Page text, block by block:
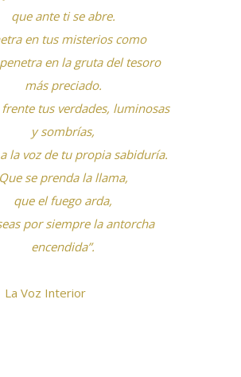
que ante ti se abre.
en tus misterios como
en la gruta del tesoro
más preciado.
tus verdades, luminosas
y sombrías,
la voz de tu propia sabiduría.
Que se prenda la llama,
que el fuego arda,
por siempre la antorcha
encendida”.
La Voz Interior